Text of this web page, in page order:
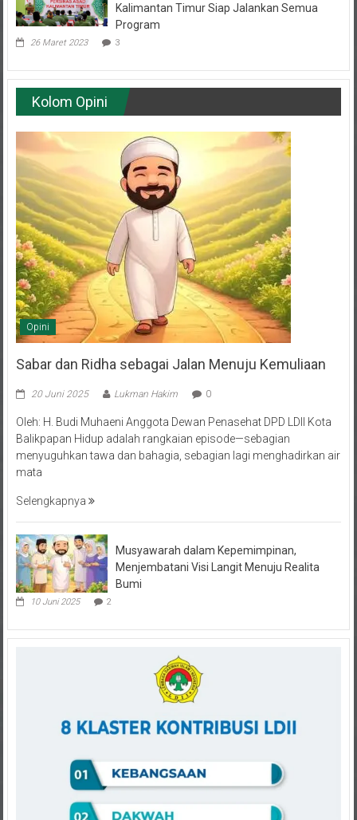
Program
26 Maret 2023 3
Kolom Opini
Opini
Sabar dan Ridha sebagai Jalan Menuju Kemuliaan
Balikpapan Hidup adalah rangkaian episode—sebagian
menyuguhkan tawa dan bahagia, sebagian lagi menghadirkan air
mata
Menjembatani Visi Langit Menuju Realita
Bumi
10 Juni 2025 2